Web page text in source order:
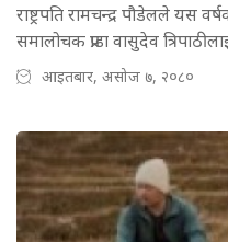
राष्ट्रपति रामचन्द्र पौडेलले यस
समालोचक प्राडा वासुदेव
आइतबार, असोज ७, २०८०